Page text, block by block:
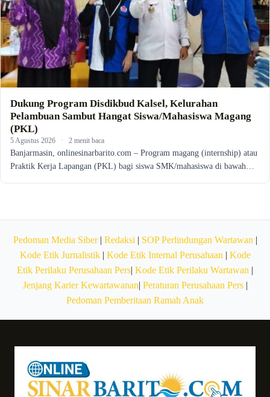
Dukung Program Disdikbud Kalsel, Kelurahan
Pelambuan Sambut Hangat Siswa/Mahasiswa Magang
(PKL)
5 Agustus 2026 · 2 menit baca
Banjarmasin, onlinesinarbarito.com – Program magang (internship) atau
Praktik Kerja Lapangan (PKL) bagi siswa SMK/mahasiswa di bawah…
Pedoman Media Siber| Redaksi | SOP Perlindungan Wartawan |
Kode Etik Jurnalistik| Kode Etik Internal Perusahaan | Kode
Etik Perilaku Perusahaan Pers| Kode Etik Perilaku Wartawan |
Jenjang Karier Kewartawanan| Peraturan Perusahaan Pers|
Pedoman Pemberitaan Ramah Anak